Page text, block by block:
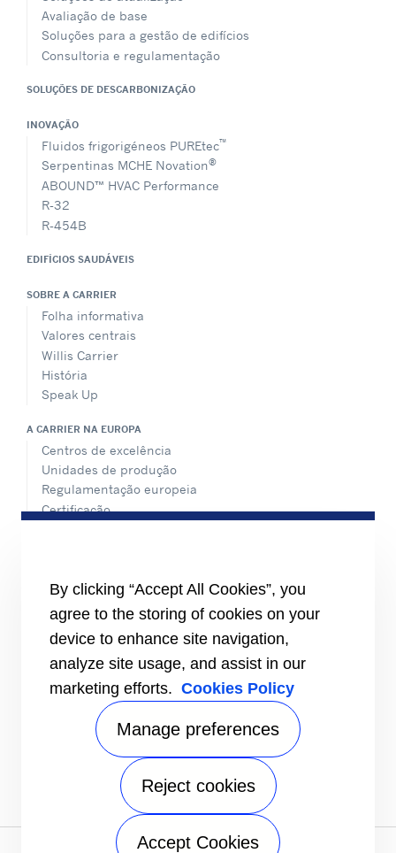
Avaliação de base
Soluções para a gestão de edifícios
Consultoria e regulamentação
SOLUÇÕES DE DESCARBONIZAÇÃO
INOVAÇÃO
Fluidos frigorigéneos PUREtec™
Serpentinas MCHE Novation®
ABOUND™ HVAC Performance
R-32
R-454B
EDIFÍCIOS SAUDÁVEIS
SOBRE A CARRIER
Folha informativa
Valores centrais
Willis Carrier
História
Speak Up
A CARRIER NA EUROPA
Centros de excelência
Unidades de produção
Regulamentação europeia
Certificação
RECURSOS
Brochuras
Vídeos
INFORMAÇÕES
Fornecedores
Investidores
CONTACTE-NOS
By clicking “Accept All Cookies”, you
agree to the storing of cookies on your
device to enhance site navigation,
analyze site usage, and assist in our
marketing efforts. Cookies Policy
Manage preferences
Reject cookies
Accept Cookies